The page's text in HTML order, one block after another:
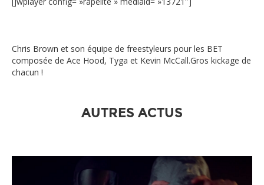
Chris Brown et son équipe de freestyleurs pour les BET
composée de Ace Hood, Tyga et Kevin McCall.Gros kickage de
chacun !
AUTRES ACTUS